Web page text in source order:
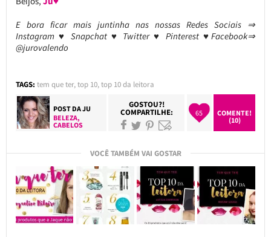
E bora ficar mais juntinha nas nossas Redes Sociais ⇒
Instagram ♥ Snapchat ♥ Twitter ♥ Pinterest ♥Facebook⇒
@jurovalendo
TAGS: tem que ter,top 10,top 10 da leitora
POST DAJU
BELEZA,
CABELOS
GOSTOU?!
COMPARTILHE: 65
COMENTE!
(10)
VOCÊ TAMBÉM VAI GOSTAR